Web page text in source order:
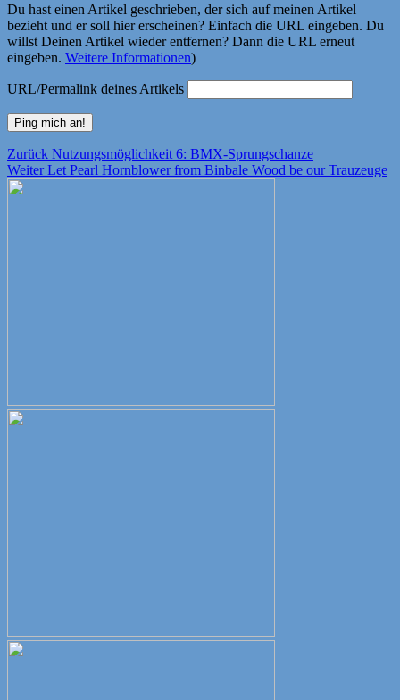
Du hast einen Artikel geschrieben, der sich auf meinen Artikel
bezieht und er soll hier erscheinen? Einfach die URL eingeben. Du
willst Deinen Artikel wieder entfernen? Dann die URL erneut
eingeben. Weitere Informationen)
URL/Permalink deines Artikels
Beitragsnavigation
Zurück Vorheriger
Beitrag:
Nutzungsmöglichkeit 6: BMX-Sprungschanze
Weiter Nächster
Let Pearl Hornblower from Binbale Wood be our Trauzeuge